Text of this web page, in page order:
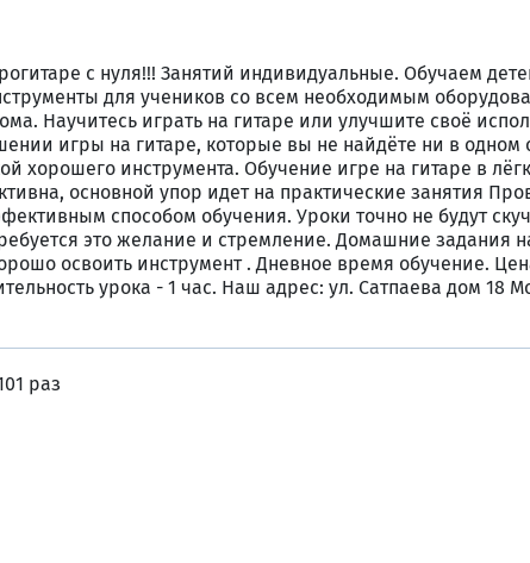
с нуля!!! Занятий индивидуальные. Обучаем
для учеников со всем необходимым
Научитесь играть на гитаре или улучшите своё
игры на гитаре, которые вы не найдёте ни в одном
хорошего инструмента. Обучение игре на гитаре в
основной упор идет на практические занятия
способом обучения. Уроки точно не будут
это желание и стремление. Домашние задания
освоить инструмент . Дневное время обучение.
урока - 1 час. Наш адрес: ул. Сатпаева дом 18
раз